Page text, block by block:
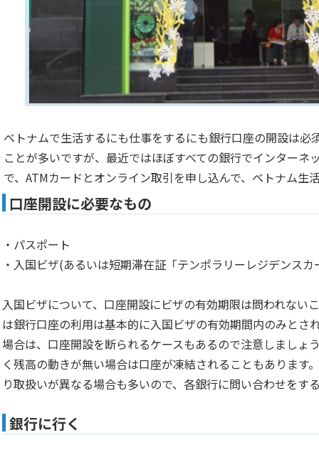
ベトナムで生活するにも仕事をするにも銀行口座の開設は必
ことが多いですが、最近ではほぼすべての銀行でインターネ
で、ATMカードとオンライン取引を申し込んで、ベトナム生
口座開設に必要なもの
・パスポート
・入国ビザ(あるいは短期滞在証「テンポラリーレジデンス
入国ビザについて、口座開設にビザの有効期限は問われない
は銀行口座の利用は基本的に入国ビザの有効期間内のみとさ
場合は、口座開設を断られるケースもあるので注意しましょ
く残高の動きが無い場合は口座が凍結されることもあります
り取扱いが異なる場合も多いので、各銀行に問い合わせをす
銀行に行く